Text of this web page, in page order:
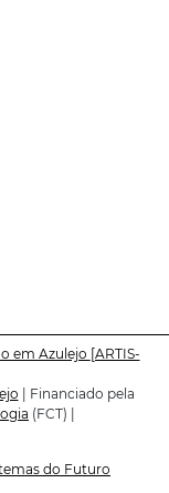
em Azulejo [ARTIS-
| Financiado pela
(FCT) |
do Futuro